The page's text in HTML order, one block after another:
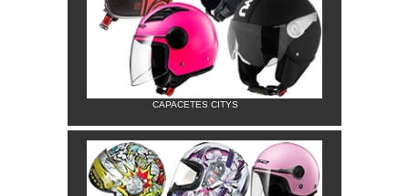
CAPACETES CITYS